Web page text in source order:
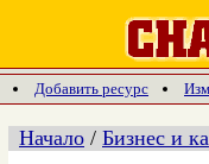
Добавить ресурс
Начало / Бизнес и